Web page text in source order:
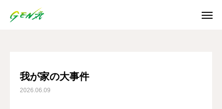
ブログ
我が家の大事件
2026.06.09Instagram